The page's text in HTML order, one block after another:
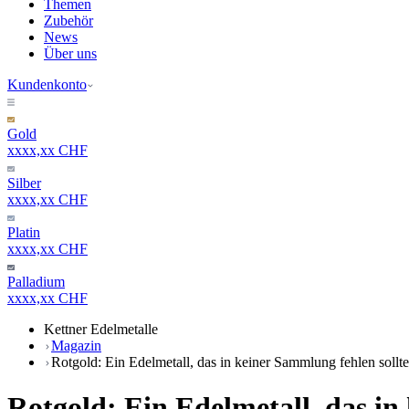
Themen
Zubehör
News
Über uns
Kundenkonto
Gold
xxxx,xx CHF
Silber
xxxx,xx CHF
Platin
xxxx,xx CHF
Palladium
xxxx,xx CHF
Kettner Edelmetalle
Magazin
Rotgold: Ein Edelmetall, das in keiner Sammlung fehlen sollte